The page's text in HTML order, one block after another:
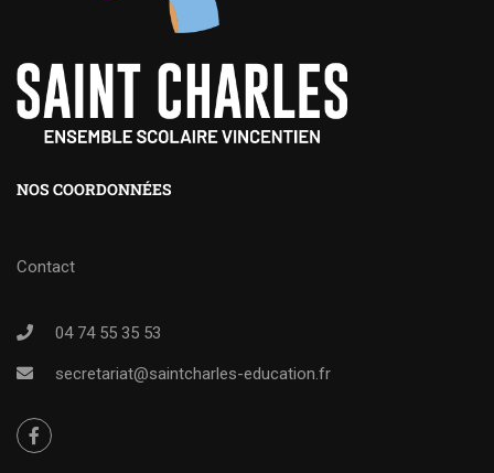
NOS COORDONNÉES
Contact
04 74 55 35 53
secretariat@saintcharles-education.fr